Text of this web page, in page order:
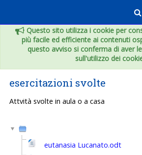
Questo sito utilizza i cookie per
più facile ed efficiente ai contenuti
questo avviso si conferma di aver
sull'utilizzo dei
esercitazioni svolte
Attvità svolte in aula o a casa
eutanasia Lucanato.odt